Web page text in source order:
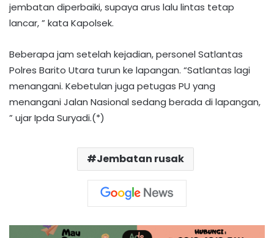
jembatan diperbaiki, supaya arus lalu lintas tetap
lancar, ” kata Kapolsek.
Beberapa jam setelah kejadian, personel Satlantas
Polres Barito Utara turun ke lapangan. “Satlantas lagi
menangani. Kebetulan juga petugas PU yang
menangani Jalan Nasional sedang berada di lapangan,
” ujar Ipda Suryadi.(*)
Jembatan rusak